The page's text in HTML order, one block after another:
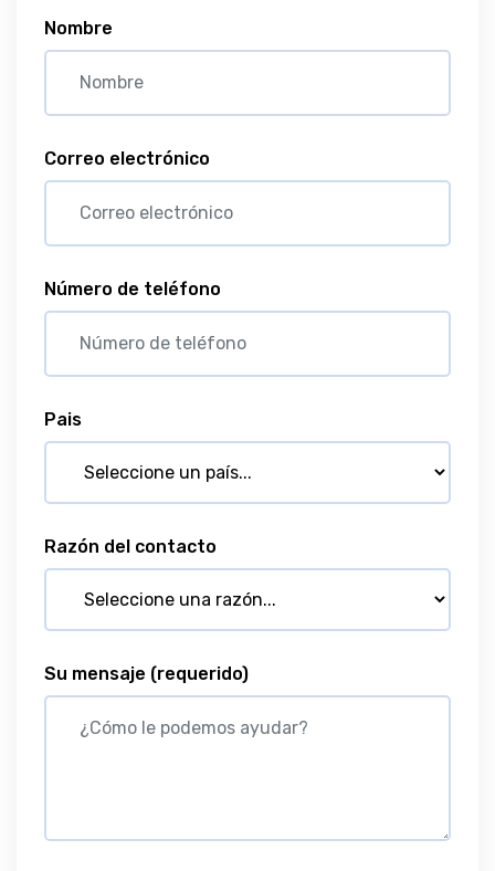
Nombre
Correo electrónico
Número de teléfono
Pais
Razón del contacto
Su mensaje (requerido)